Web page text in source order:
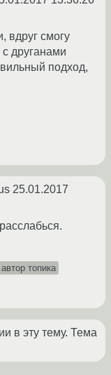
вдруг смогу
друганами
подход,
25.01.2017
автор топика
в эту тему. Тема